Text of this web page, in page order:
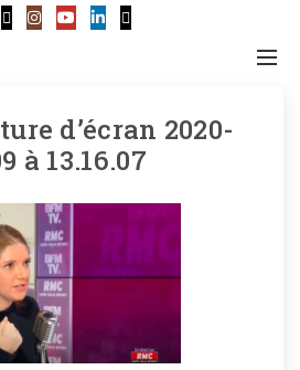
d’écran 2020-
à 13.16.07